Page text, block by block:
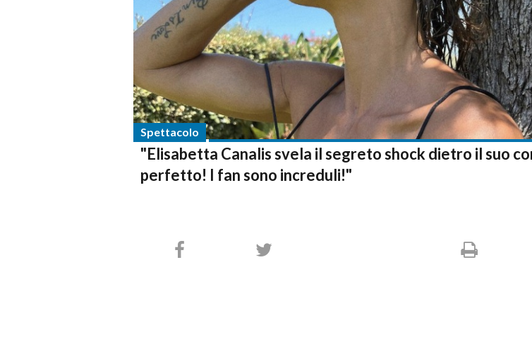
Spettacolo
"Elisabetta Canalis svela il segreto shock dietro il suo
perfetto! I fan sono increduli!"